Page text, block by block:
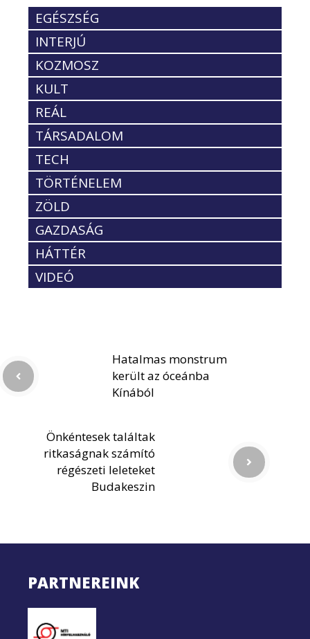
EGÉSZSÉG
INTERJÚ
KOZMOSZ
KULT
REÁL
TÁRSADALOM
TECH
TÖRTÉNELEM
ZÖLD
GAZDASÁG
HÁTTÉR
VIDEÓ
Hatalmas monstrum
került az óceánba
Kínából
Önkéntesek találtak
ritkaságnak számító
régészeti leleteket
Budakeszin
PARTNEREINK